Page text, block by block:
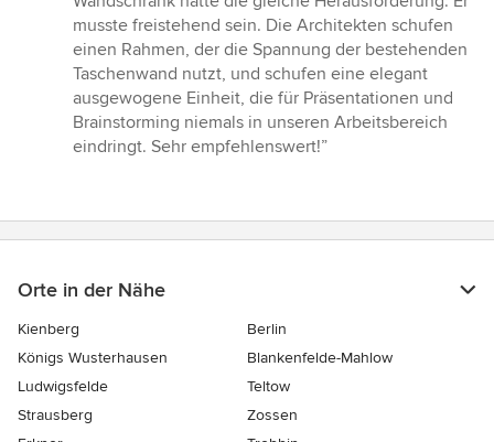
musste freistehend sein. Die Architekten schufen
einen Rahmen, der die Spannung der bestehenden
Taschenwand nutzt, und schufen eine elegant
ausgewogene Einheit, die für Präsentationen und
Brainstorming niemals in unseren Arbeitsbereich
eindringt. Sehr empfehlenswert!”
Orte in der Nähe
Kienberg
Berlin
Königs Wusterhausen
Blankenfelde-Mahlow
Ludwigsfelde
Teltow
Strausberg
Zossen